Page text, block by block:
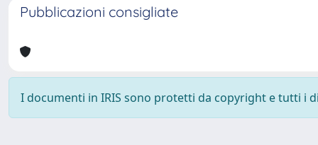
Pubblicazioni consigliate
I documenti in IRIS sono protetti da copyright e tutti i